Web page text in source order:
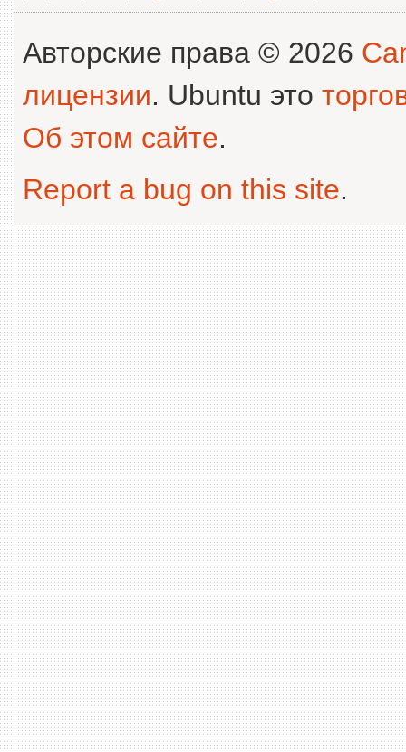
Авторские права © 2026
лицензии. Ubuntu это
Об этом сайте.
Report a bug on this site.